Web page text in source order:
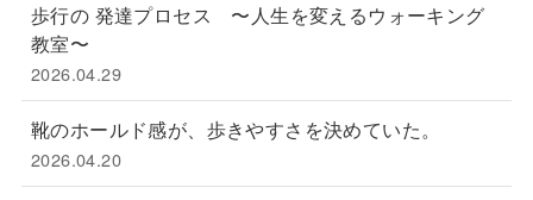
歩行の 発達プロセス 〜人生を変えるウォーキング
教室〜
2026.04.29
靴のホールド感が、歩きやすさを決めていた。
2026.04.20